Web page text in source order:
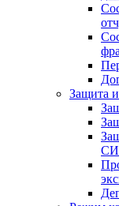
Защита